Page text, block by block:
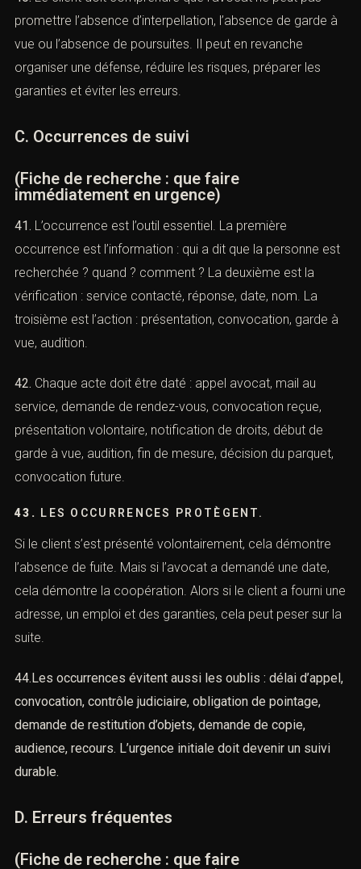
une audience. Une garde à vue n’inclut pas une
comparution immédiate ou une demande de mise en
liberté. Cette transparence évite les contestations.
il faut un devis, une mission, une fiche client, une liste de
L’urgence ne justifie pas le flou.
40. Le client doit comprendre que l’avocat ne peut pas
promettre l’absence d’interpellation, l’absence de garde
à vue ou l’absence de poursuites. Il peut en revanche
organiser une défense, réduire les risques, préparer les
garanties et éviter les erreurs.
(Fiche de recherche : que faire
immédiatement en urgence)
41.L’occurrence est l’outil essentiel. La première
occurrence est l’information : qui a dit que la personne
la vérification : service contacté, réponse, date, nom. La
troisième est l’action : présentation, convocation, garde
à vue, audition.
42.
Chaque acte doit être daté : appel avocat, mail au
service, demande de rendez-vous, convocation reçue,
garde à vue, audition, fin de mesure, décision du parquet,
convocation future.
LES OCCURRENCES PROTÈGENT.
Si le client s’est présenté volontairement, cela démontre
cela démontre la coopération. Alors si le client a fourni
sur la suite.